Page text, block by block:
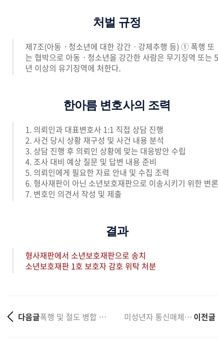
처벌 규정
제7조(아동ㆍ청소년에 대한 강간ㆍ강제추행 등) ① 폭행 또
는 협박으로 아동ㆍ청소년을 강간한 사람은 무기징역 또는 5
년 이상의 유기징역에 처한다.
한아름 변호사의 조력
1. 의뢰인과 대표변호사 1:1 직접 상담 진행
2. 사건 당시 상황 재구성 및 사건 내용 분석
3. 상담 진행 후 의뢰인 상황에 맞는 대응방안 수립
4. 조사 대비 예상 질문 및 답변 내용 준비
5. 의뢰인에게 필요한 자료 안내 및 수집 조력
6. 형사재판이 아닌 소년보호재판으로 이송시키기 위한 변론
7. 변호인 의견서 작성 및 제출
결과
형사재판에서 소년보호재판으로 송치
소년보호재판 1호 보호자 감호 위탁 처분
다음글 폭행 및 절도 병합 소년보호재판 1호 감호위탁 처분 미성년자 통신매체이용음란 불송치 처분 이전글